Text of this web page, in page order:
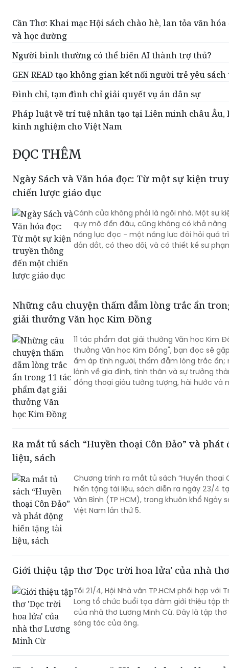
Cần Thơ: Khai mạc Hội sách chào hè, lan tỏa văn
và học đường
Người bình thường có thể biến AI thành trợ thủ?
GEN READ tạo không gian kết nối người trẻ yêu
Đình chỉ, tạm đình chỉ giải quyết vụ án dân sự
Pháp luật về trí tuệ nhân tạo tại Liên minh châu Âu,
kinh nghiệm cho Việt Nam
ĐỌC THÊM
Ngày Sách và Văn hóa đọc: Từ một sự kiện
chiến lược giáo dục
Cánh cửa không phải là ngôi nhà. Một sự
quy mô đến đâu, cũng không có khả
năng lực đọc - một năng lực đòi hỏi quá
dẫn dắt, có theo dõi, và có thiết kế sư
Những câu chuyện thấm đẫm lòng trắc ẩn
giải thưởng Văn học Kim Đồng
11 tác phẩm đạt giải thưởng Văn học Kim
thưởng Văn học Kim Đồng", bạn đọc sẽ
ấm áp tình người, thấm đẫm lòng trắc ẩn;
lành về gia đình, tình thân và sự trưởng
đồng thoại giàu tưởng tượng, hài hước và nhân
Ra mắt tủ sách “Huyền thoại Côn Đảo” và
liệu, sách
Chương trình ra mắt tủ sách “Huyền thoại
hiến tặng tài liệu, sách diễn ra ngày 23/4
Văn Bình (TP HCM), trong khuôn khổ Ngày
Việt Nam lần thứ 5.
Giới thiệu tập thơ 'Dọc trời hoa lửa' của nhà
Tối 21/4, Hội Nhà văn TP.HCM phối hợp với
Long tổ chức buổi tọa đàm giới thiệu tập
của nhà thơ Lương Minh Cừ. Đây là tập
sáng tác của ông.